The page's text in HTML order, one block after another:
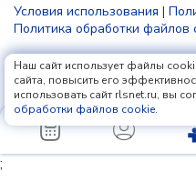
Условия использования |
Политика обработки файлов
Наш сайт использует файлы
сайта, повысить его
использовать сайт rlsnet.ru, вы
обработки файлов cookie.
;